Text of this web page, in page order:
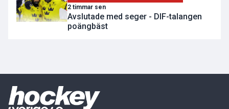
2 timmar sen
Avslutade med seger - DIF-talangen
poängbäst